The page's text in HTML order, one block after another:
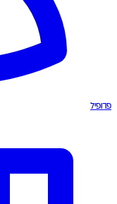
פרופיל